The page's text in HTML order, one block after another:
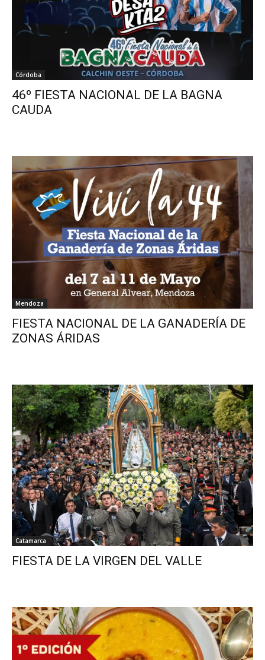
Córdoba
46º FIESTA NACIONAL DE LA BAGNA
CAUDA
Mendoza
FIESTA NACIONAL DE LA GANADERÍA DE
ZONAS ÁRIDAS
Catamarca
FIESTA DE LA VIRGEN DEL VALLE